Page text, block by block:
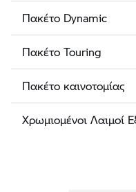
Πακέτο Dynamic
Πακέτο Touring
Πακέτο καινοτομίας
Χρωμιομένοι Λαιμοί